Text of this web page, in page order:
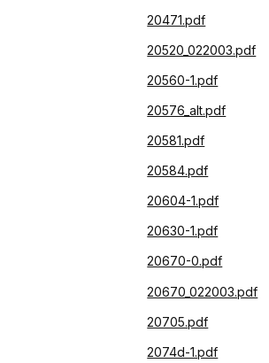
20471.pdf
20520_022003.pdf
20560-1.pdf
20576_alt.pdf
20581.pdf
20584.pdf
20604-1.pdf
20630-1.pdf
20670-0.pdf
20670_022003.pdf
20705.pdf
2074d-1.pdf